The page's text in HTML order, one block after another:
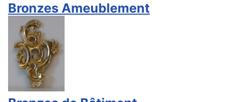
Bronzes Ameublement